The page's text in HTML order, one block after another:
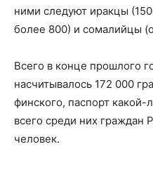
ними следуют иракцы
более 800) и сомалийцы
Всего в конце прошлого
насчитывалось 172 000
финского, паспорт
всего среди них
человек.